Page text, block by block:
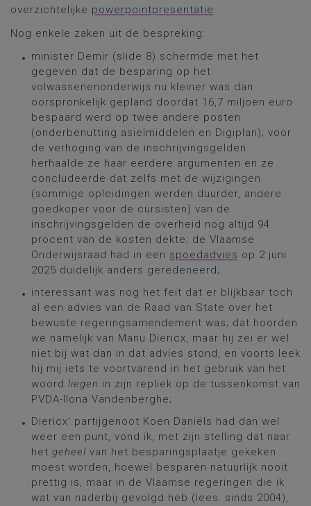
overzichtelijke powerpointpresentatie.
Nog enkele zaken uit de bespreking:
minister Demir (slide 8) schermde met het
gegeven dat de besparing op het
volwassenenonderwijs nu kleiner was dan
oorspronkelijk gepland doordat 16,7 miljoen euro
bespaard werd op twee andere posten
(onderbenutting asielmiddelen en Digiplan); voor
de verhoging van de inschrijvingsgelden
herhaalde ze haar eerdere argumenten en ze
concludeerde dat zelfs met de wijzigingen
(sommige opleidingen werden duurder, andere
goedkoper voor de cursisten) van de
inschrijvingsgelden de overheid nog altijd 94
procent van de kosten dekte; de Vlaamse
Onderwijsraad had in een spoedadvies op 2 juni
2025 duidelijk anders geredeneerd;
interessant was nog het feit dat er blijkbaar toch
al een advies van de Raad van State over het
bewuste regeringsamendement was; dat hoorden
we namelijk van Manu Diericx, maar hij zei er wel
niet bij wat dan in dat advies stond, en voorts leek
hij mij iets te voortvarend in het gebruik van het
woord liegen in zijn repliek op de tussenkomst van
PVDA-Ilona Vandenberghe;
Diericx’ partijgenoot Koen Daniëls had dan wel
weer een punt, vond ik, met zijn stelling dat naar
het geheel van het besparingsplaatje gekeken
moest worden, hoewel besparen natuurlijk nooit
prettig is, maar in de Vlaamse regeringen die ik
wat van naderbij gevolgd heb (lees: sinds 2004),